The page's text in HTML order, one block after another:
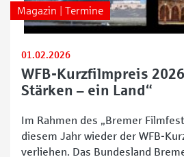
Magazin | Termine
01.02.2026
WFB-Kurzfilmpreis
Stärken – ein Land“
Im Rahmen des „Bremer
diesem Jahr wieder der WFB-
verliehen. Das Bundesland